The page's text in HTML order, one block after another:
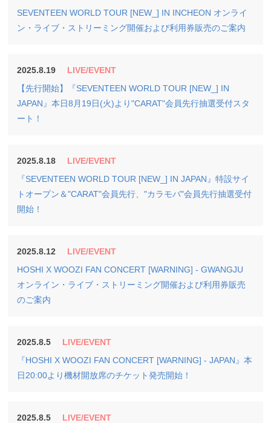
SEVENTEEN WORLD TOUR [NEW_] IN INCHEON オンライ
ン・ライブ・ストリーミング開催および利用券販売のご案内
2025.8.19
LIVE/EVENT
【先行開始】『SEVENTEEN WORLD TOUR [NEW_] IN
JAPAN』本日8月19日(火)より"CARAT"会員先行抽選受付スタ
ート！
2025.8.18
LIVE/EVENT
『SEVENTEEN WORLD TOUR [NEW_] IN JAPAN』特設サイ
トオープン＆"CARAT"会員先行、"カラモバ"会員先行抽選受付
開始！
2025.8.12
LIVE/EVENT
HOSHI X WOOZI FAN CONCERT [WARNING] - GWANGJU
オンライン・ライブ・ストリーミング開催および利用券販売
のご案内
2025.8.5
LIVE/EVENT
『HOSHI X WOOZI FAN CONCERT [WARNING] - JAPAN』本
日20:00より機材開放席のチケット発売開始！
2025.8.5
LIVE/EVENT